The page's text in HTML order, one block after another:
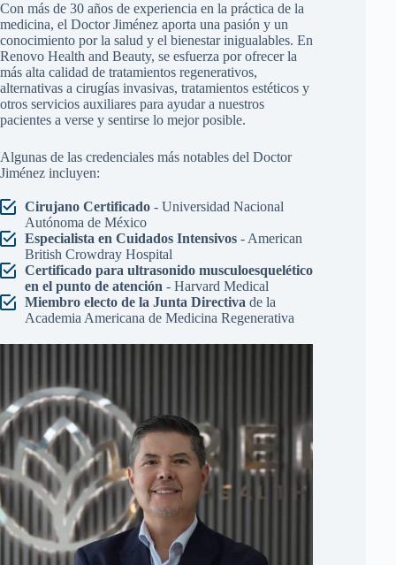
Con más de 30 años de experiencia en la práctica de la
medicina, el Doctor Jiménez aporta una pasión y un
conocimiento por la salud y el bienestar inigualables. En
Renovo Health and Beauty, se esfuerza por ofrecer la
más alta calidad de tratamientos regenerativos,
alternativas a cirugías invasivas, tratamientos estéticos y
otros servicios auxiliares para ayudar a nuestros
pacientes a verse y sentirse lo mejor posible.
Algunas de las credenciales más notables del Doctor
Jiménez incluyen:
Cirujano Certificado- Universidad Nacional
Autónoma de México
Especialista en Cuidados Intensivos- American
British Crowdray Hospital
Certificado para ultrasonido musculoesquelético
en el punto de atención- Harvard Medical
Miembro electo de la Junta Directivade la
Academia Americana de Medicina Regenerativa